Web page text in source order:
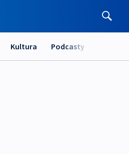
Kultura Podcasty